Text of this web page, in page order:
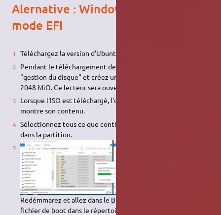
Alernative : Windows installé en
mode EFI
Téléchargez la version d'Ubuntu qui convient.
Pendant le téléchargement de l'ISO, lancez l'application
"gestion du disque" et créez une nouvelle partition simple
2048 MiO. Ce lecteur sera ouvert automatiquement.
Lorsque l'ISO est téléchargé, l'ouvrir pour que le fichier
montre son contenu.
Sélectionnez tous ce que contient le fichier et copiez-le
dans la partition.
Redémmarez et allez dans le BIOS
fichier de boot dans le répertoire EFI/boot de cette